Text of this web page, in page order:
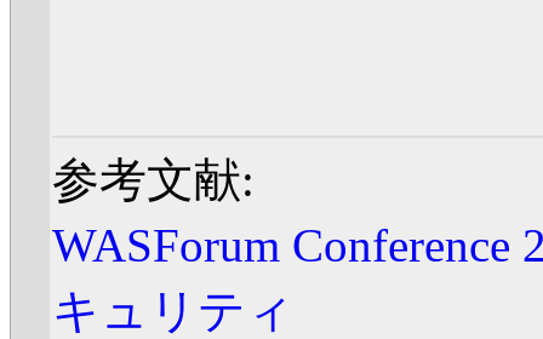
参考文献:
WASForum
キュリティ